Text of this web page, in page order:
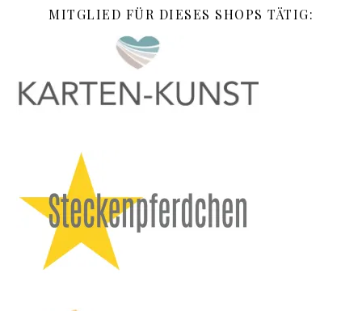
MITGLIED FÜR DIESES SHOPS TÄTIG: